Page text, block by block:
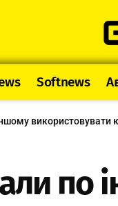
Softnews
використовувати
по